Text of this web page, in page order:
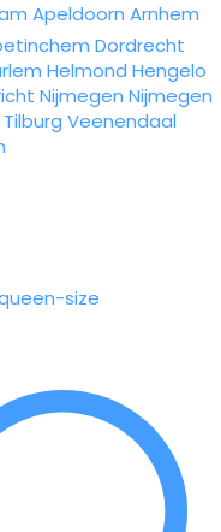
Apeldoorn Arnhem
Dordrecht
Helmond Hengelo
Nijmegen Nijmegen
Tilburg Veenendaal
size